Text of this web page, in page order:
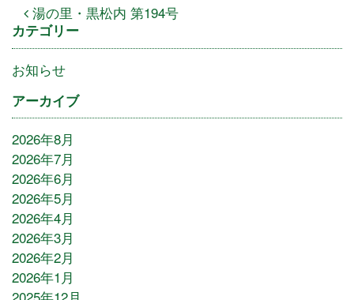
湯の里・黒松内 第194号
カテゴリー
お知らせ
アーカイブ
2026年8月
2026年7月
2026年6月
2026年5月
2026年4月
2026年3月
2026年2月
2026年1月